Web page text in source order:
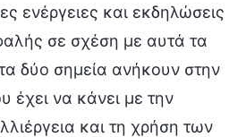
ενέργειες και εκδηλώσεις
σε σχέση με αυτά τα
δύο σημεία ανήκουν στην
έχει να κάνει με την
και τη χρήση των